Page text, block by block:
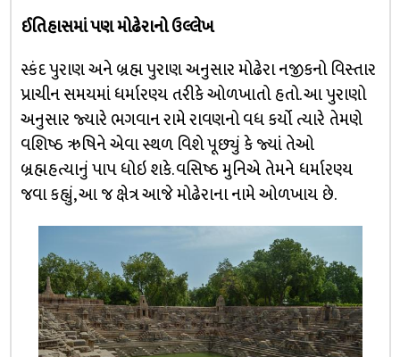
ઈતિહાસમાં પણ મોઢેરાનો ઉલ્લેખ
સ્કંદ પુરાણ અને બ્રહ્મ પુરાણ અનુસાર મોઢેરા નજીકનો વિસ્તાર
પ્રાચીન સમયમાં ધર્મારણ્ય તરીકે ઓળખાતો હતો. આ પુરાણો
અનુસાર જ્યારે ભગવાન રામે રાવણનો વધ કર્યો ત્યારે તેમણે
વશિષ્ઠ ઋષિને એવા સ્થળ વિશે પૂછ્યું કે જ્યાં તેઓ
બ્રહ્મહત્યાનું પાપ ધોઇ શકે. વસિષ્ઠ મુનિએ તેમને ધર્મારણ્ય
જવા કહ્યું, આ જ ક્ષેત્ર આજે મોઢેરાના નામે ઓળખાય છે.